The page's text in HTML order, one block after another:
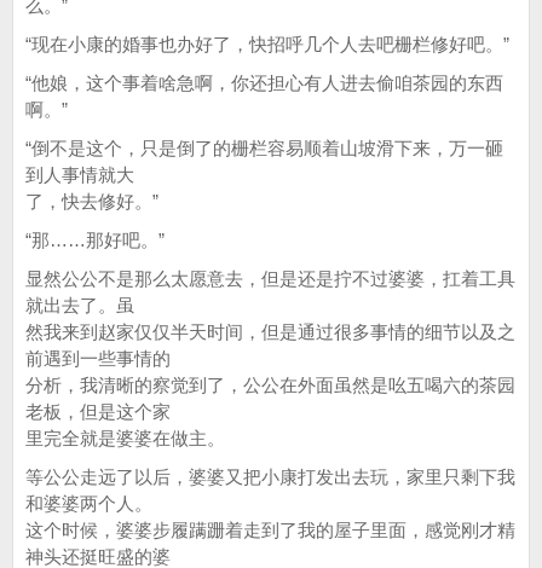
么。”
“现在小康的婚事也办好了，快招呼几个人去吧栅栏修好吧。”
“他娘，这个事着啥急啊，你还担心有人进去偷咱茶园的东西
啊。”
“倒不是这个，只是倒了的栅栏容易顺着山坡滑下来，万一砸
到人事情就大
了，快去修好。”
“那……那好吧。”
显然公公不是那么太愿意去，但是还是拧不过婆婆，扛着工具
就出去了。虽
然我来到赵家仅仅半天时间，但是通过很多事情的细节以及之
前遇到一些事情的
分析，我清晰的察觉到了，公公在外面虽然是吆五喝六的茶园
老板，但是这个家
里完全就是婆婆在做主。
等公公走远了以后，婆婆又把小康打发出去玩，家里只剩下我
和婆婆两个人。
这个时候，婆婆步履蹒跚着走到了我的屋子里面，感觉刚才精
神头还挺旺盛的婆